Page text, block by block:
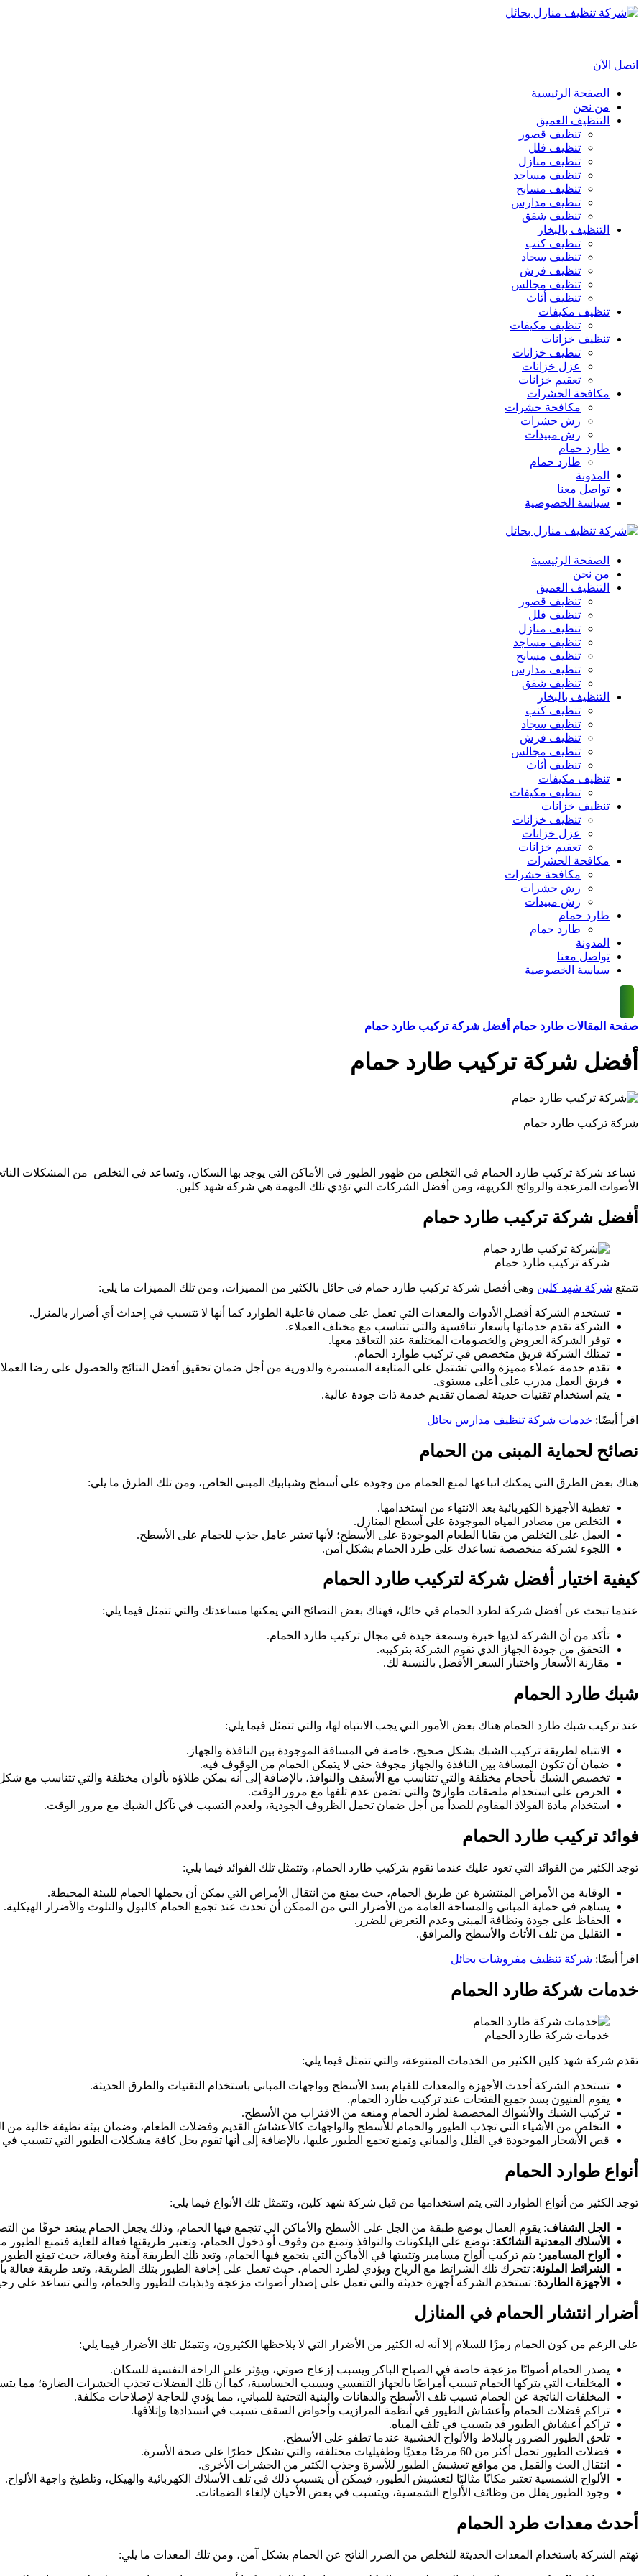
اتصل الآن
الصفحة الرئيسية
من نحن
التنظيف العميق
تنظيف قصور
تنظيف فلل
تنظيف منازل
تنظيف مساجد
تنظيف مسابح
تنظيف مدارس
تنظيف شقق
التنظيف بالبخار
تنظيف كنب
تنظيف سجاد
تنظيف فرش
تنظيف مجالس
تنظيف أثاث
تنظيف مكيفات
تنظيف مكيفات
تنظيف خزانات
تنظيف خزانات
عزل خزانات
تعقيم خزانات
مكافحة الحشرات
مكافحة حشرات
رش حشرات
رش مبيدات
طارد حمام
طارد حمام
المدونة
تواصل معنا
سياسة الخصوصية
الصفحة الرئيسية
من نحن
التنظيف العميق
تنظيف قصور
تنظيف فلل
تنظيف منازل
تنظيف مساجد
تنظيف مسابح
تنظيف مدارس
تنظيف شقق
التنظيف بالبخار
تنظيف كنب
تنظيف سجاد
تنظيف فرش
تنظيف مجالس
تنظيف أثاث
تنظيف مكيفات
تنظيف مكيفات
تنظيف خزانات
تنظيف خزانات
عزل خزانات
تعقيم خزانات
مكافحة الحشرات
مكافحة حشرات
رش حشرات
رش مبيدات
طارد حمام
طارد حمام
المدونة
تواصل معنا
سياسة الخصوصية
صفحة المقالات طارد حمام أفضل شركة تركيب طارد حمام
أفضل شركة تركيب طارد حمام
شركة تركيب طارد حمام
تساعد شركة تركيب طارد الحمام في التخلص من ظهور الطيور في الأماكن التي يوجد بها السكان، وتساعد في التخلص من المشكلات
الأصوات المزعجة والروائح الكريهة، ومن أفضل الشركات التي تؤدي تلك المهمة هي شركة شهد كلين.
أفضل شركة تركيب طارد حمام
شركة تركيب طارد حمام
تتمتع شركة شهد كلين وهي أفضل شركة تركيب طارد حمام في حائل بالكثير من المميزات، ومن تلك المميزات ما يلي:
تستخدم الشركة أفضل الأدوات والمعدات التي تعمل على ضمان فاعلية الطوارد كما أنها لا تتسبب في إحداث أي أضرار بالمنزل.
الشركة تقدم خدماتها بأسعار تنافسية والتي تتناسب مع مختلف العملاء.
توفر الشركة العروض والخصومات المختلفة عند التعاقد معها.
تمتلك الشركة فريق متخصص في تركيب طوارد الحمام.
تقدم خدمة عملاء مميزة والتي تشتمل على المتابعة المستمرة والدورية من أجل ضمان تحقيق أفضل النتائج والحصول على رضا
فريق العمل مدرب على أعلى مستوى.
يتم استخدام تقنيات حديثة لضمان تقديم خدمة ذات جودة عالية.
اقرأ أيضًا: خدمات شركة تنظيف مدارس بحائل
نصائح لحماية المبنى من الحمام
هناك بعض الطرق التي يمكنك اتباعها لمنع الحمام من وجوده على أسطح وشبابيك المبنى الخاص، ومن تلك الطرق ما يلي:
تغطية الأجهزة الكهربائية بعد الانتهاء من استخدامها.
التخلص من مصادر المياه الموجودة على أسطح المنازل.
العمل على التخلص من بقايا الطعام الموجودة على الأسطح؛ لأنها تعتبر عامل جذب للحمام على الأسطح.
اللجوء لشركة متخصصة تساعدك على طرد الحمام بشكل آمن.
كيفية اختيار أفضل شركة لتركيب طارد الحمام
عندما تبحث عن أفضل شركة لطرد الحمام في حائل، فهناك بعض النصائح التي يمكنها مساعدتك والتي تتمثل فيما يلي:
تأكد من أن الشركة لديها خبرة وسمعة جيدة في مجال تركيب طارد الحمام.
التحقق من جودة الجهاز الذي تقوم الشركة بتركيبه.
مقارنة الأسعار واختيار السعر الأفضل بالنسبة لك.
شبك طارد الحمام
عند تركيب شبك طارد الحمام هناك بعض الأمور التي يجب الانتباه لها، والتي تتمثل فيما يلي:
الانتباه لطريقة تركيب الشبك بشكل صحيح، خاصة في المسافة الموجودة بين النافذة والجهاز.
ضمان أن تكون المسافة بين النافذة والجهاز مجوفة حتى لا يتمكن الحمام من الوقوف فيه.
تخصيص الشبك بأحجام مختلفة والتي تتناسب مع الأسقف والنوافذ، بالإضافة إلى أنه يمكن طلاؤه بألوان مختلفة والتي تتناسب مع
الحرص على استخدام ملصقات طوارئ والتي تضمن عدم تلفها مع مرور الوقت.
استخدام مادة الفولاذ المقاوم للصدأ من أجل ضمان تحمل الظروف الجودية، ولعدم التسبب في تآكل الشبك مع مرور الوقت.
فوائد تركيب طارد الحمام
توجد الكثير من الفوائد التي تعود عليك عندما تقوم بتركيب طارد الحمام، وتتمثل تلك الفوائد فيما يلي:
الوقاية من الأمراض المنتشرة عن طريق الحمام، حيث يمنع من انتقال الأمراض التي يمكن أن يحملها الحمام للبيئة المحيطة.
يساهم في حماية المباني والمساحة العامة من الأضرار التي من الممكن أن تحدث عند تجمع الحمام كالبول والتلوث والأضرار الهيكلية.
الحفاظ على جودة ونظافة المبنى وعدم التعرض للضرر.
التقليل من تلف الأثاث والأسطح والمرافق.
اقرأ أيضًا: شركة تنظيف مفروشات بحائل
خدمات شركة طارد الحمام
خدمات شركة طارد الحمام
تقدم شركة شهد كلين الكثير من الخدمات المتنوعة، والتي تتمثل فيما يلي:
تستخدم الشركة أحدث الأجهزة والمعدات للقيام بسد الأسطح وواجهات المباني باستخدام التقنيات والطرق الحديثة.
يقوم الفنيون بسد جميع الفتحات عند تركيب طارد الحمام.
تركيب الشبك والأشواك المخصصة لطرد الحمام ومنعه من الاقتراب من الأسطح.
التخلص من الأشياء التي تجذب الطيور والحمام للأسطح والواجهات كالأعشاش القديم وفضلات الطعام، وضمان بيئة نظيفة خالية من
قص الأشجار الموجودة في الفلل والمباني وتمنع تجمع الطيور عليها، بالإضافة إلى أنها تقوم بحل كافة مشكلات الطيور التي تتسبب
أنواع طوارد الحمام
توجد الكثير من أنواع الطوارد التي يتم استخدامها من قبل شركة شهد كلين، وتتمثل تلك الأنواع فيما يلي:
الجل الشفاف: يقوم العمال بوضع طبقة من الجل على الأسطح والأماكن الي تتجمع فيها الحمام، وذلك يجعل الحمام يبتعد خوفًا من
الأسلاك المعدنية الشائكة: توضع على البلكونات والنوافذ وتمنع من وقوف أو دخول الحمام، وتعتبر طريقتها فعالة للغاية فتمنع الطيور
ألواح المسامير : يتم تركيب ألواح مسامير وتثبيتها في الأماكن التي يتجمع فيها الحمام، وتعد تلك الطريقة آمنة وفعالة، حيث تمنع
الشرائط الملونة: تتحرك تلك الشرائط مع الرياح ويؤدي لطرد الحمام، حيث تعمل على إخافة الطيور بتلك الطريقة، وتعد طريقة فعالة
الأجهزة الطاردة: تستخدم الشركة أجهزة حديثة والتي تعمل على إصدار أصوات مزعجة وذبذبات للطيور والحمام، والتي تساعد على
أضرار انتشار الحمام في المنازل
على الرغم من كون الحمام رمزًا للسلام إلا أنه له الكثير من الأضرار التي لا يلاحظها الكثيرون، وتتمثل تلك الأضرار فيما يلي:
يصدر الحمام أصواتًا مزعجة خاصة في الصباح الباكر ويسبب إزعاج صوتي، ويؤثر على الراحة النفسية للسكان.
المخلفات التي يتركها الحمام تسبب أمراضًا بالجهاز التنفسي ويسبب الحساسية، كما أن تلك الفضلات تجذب الحشرات الضارة؛ مما
المخلفات الناتجة عن الحمام تسبب تلف الأسطح والدهانات والبنية التحتية للمباني، مما يؤدي للحاجة لإصلاحات مكلفة.
تراكم فضلات الحمام وأعشاش الطيور في أنظمة المرازيب وأحواض السقف تسبب في انسدادها وإتلافها.
تراكم أعشاش الطيور قد يتسبب في تلف المياه.
تلحق الطيور الضرور بالبلاط والألواح الخشبية عندما تطفو على الأسطح.
فضلات الطيور تحمل أكثر من 60 مرضًا معديًا وطفيليات مختلفة، والتي تشكل خطرًا على صحة الأسرة.
انتقال العث والقمل من مواقع تعشيش الطيور للأسرة وجذب الكثير من الحشرات الأخرى.
الألواح الشمسية تعتبر مكانًا مثاليًا لتعشيش الطيور، فيمكن أن يتسبب ذلك في تلف الأسلاك الكهربائية والهيكل، وتلطيخ واجهة الألواح.
وجود الطيور يقلل من وظائف الألواح الشمسية، ويتسبب في بعض الأحيان لإلغاء الضمانات.
أحدث معدات طرد الحمام
تهتم الشركة باستخدام المعدات الحديثة للتخلص من الضرر الناتح عن الحمام بشكل آمن، ومن تلك المعدات ما يلي: